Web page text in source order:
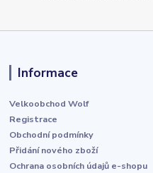
Informace
Velkoobchod Wolf
Registrace
Obchodní podmínky
Přidání nového zboží
Ochrana osobních údajů e-shopu